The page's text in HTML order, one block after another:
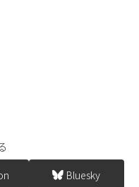
Bluesky